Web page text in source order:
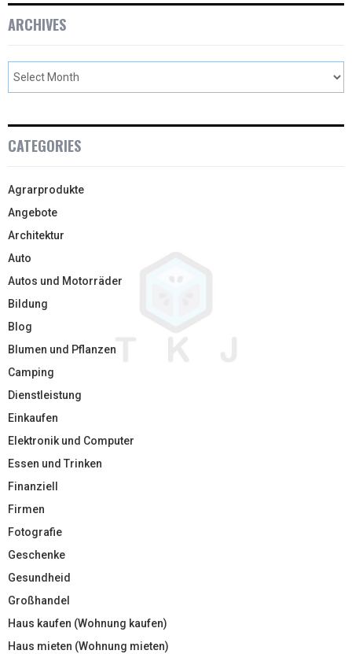
ARCHIVES
CATEGORIES
Agrarprodukte
Angebote
Architektur
Auto
Autos und Motorräder
Bildung
Blog
Blumen und Pflanzen
Camping
Dienstleistung
Einkaufen
Elektronik und Computer
Essen und Trinken
Finanziell
Firmen
Fotografie
Geschenke
Gesundheid
Großhandel
Haus kaufen (Wohnung kaufen)
Haus mieten (Wohnung mieten)